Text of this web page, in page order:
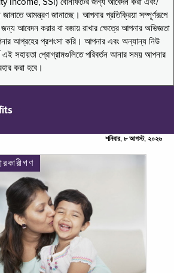
SSI) বেনিফিটের জন্য আবেদন করা এবং/
জানাতে আমন্ত্রণ জানাচ্ছে। আপনার প্রতিক্রিয়া সম্পূর্ণরূপে
আবেদন করার বা বজায় রাখার ক্ষেত্রে আপনার অভিজ্ঞতা
আগ্রহের প্রশংসা করি। আপনার এবং অন্যান্য নিউ
এই সহায়তা প্রোগ্রামগুলিতে পরিবর্তন আনার সময় আপনার
করা হবে।
শনিবার, ৮ আগস্ট, ২০২৬